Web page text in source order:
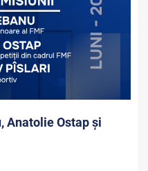
Anatolie Ostap și